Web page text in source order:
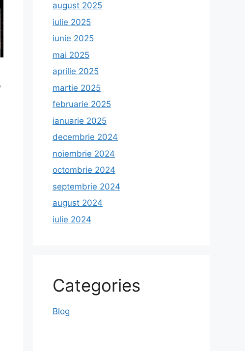
august 2025
iulie 2025
iunie 2025
mai 2025
aprilie 2025
martie 2025
februarie 2025
ianuarie 2025
decembrie 2024
noiembrie 2024
octombrie 2024
septembrie 2024
august 2024
iulie 2024
Categories
Blog